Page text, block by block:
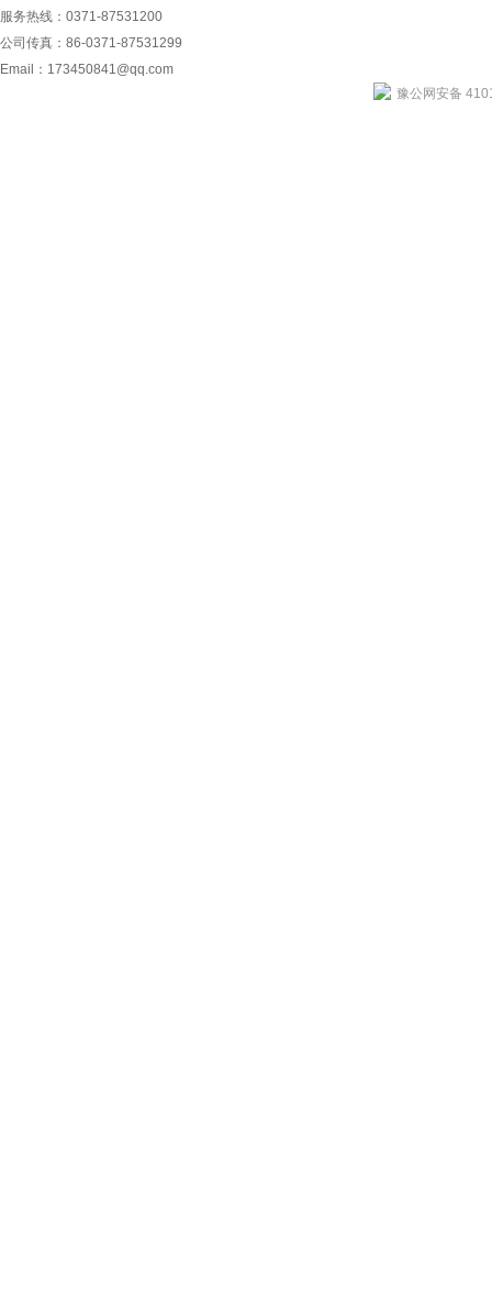
服务热线：0371-87531200
公司传真：86-0371-87531299
Email： 173450841@qq.com
豫公网安备